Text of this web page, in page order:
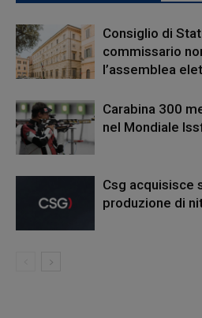
Consiglio di
commissario
l’assemblea
Carabina 300
nel Mondiale
Csg acquisisce
produzione di